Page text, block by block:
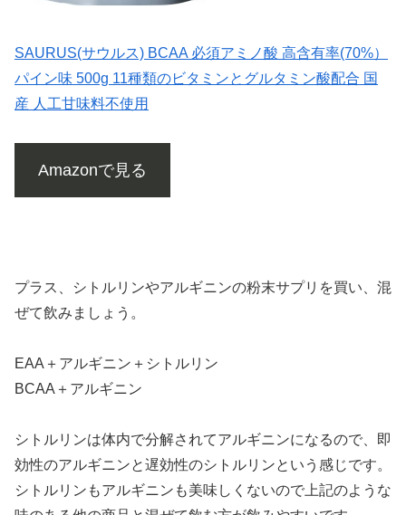
SAURUS(サウルス) BCAA 必須アミノ酸 高含有率(70%）
パイン味 500g 11種類のビタミンとグルタミン酸配合 国
産 人工甘味料不使用
Amazonで見る
プラス、シトルリンやアルギニンの粉末サプリを買い、混
ぜて飲みましょう。
EAA＋アルギニン＋シトルリン
BCAA＋アルギニン
シトルリンは体内で分解されてアルギニンになるので、即
効性のアルギニンと遅効性のシトルリンという感じです。
シトルリンもアルギニンも美味しくないので上記のような